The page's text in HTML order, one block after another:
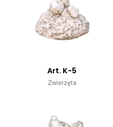
Art. K-5
Zwierzęta